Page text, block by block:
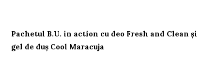
Pachetul B.U. in action cu deo Fresh and Clean şi
gel de duş Cool Maracuja